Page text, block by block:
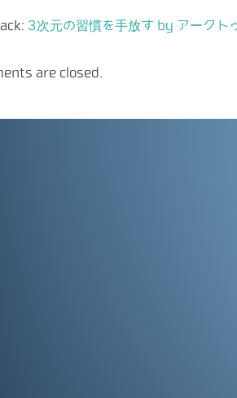
3次元の習慣を手放す by アーク
are closed.